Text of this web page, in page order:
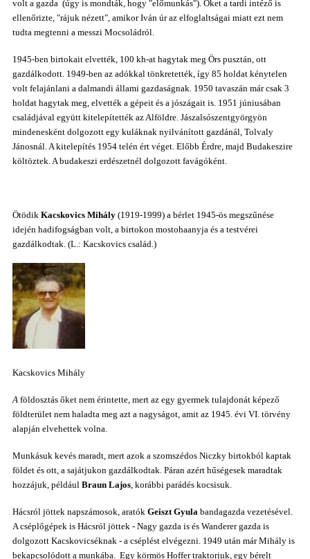
volt a gazda (úgy is mondták, hogy "előmunkás"). Őket a tardi intéző is
ellenőrizte, "rájuk nézett", amikor Iván úr az elfoglaltságai miatt ezt nem
tudta megtenni a messzi Mocsoládról.
1945-ben birtokait elvették, 100 kh-at hagytak meg Örs pusztán, ott
gazdálkodott. 1949-ben az adókkal tönkretették, így 85 holdat kénytelen
volt felajánlani a dalmandi állami gazdaságnak. 1950 tavaszán már csak 3
holdat hagytak meg, elvették a gépeit és a jószágait is. 1951 júniusában
családjával együtt kitelepítették az Alföldre. Jászalsószentgyörgyön
mindenesként dolgozott egy kuláknak nyilvánított gazdánál, Tolvaly
Jánosnál. A kitelepítés 1954 telén ért véget. Előbb Érdre, majd Budakeszire
költöztek. A budakeszi erdészetnél dolgozott favágóként.
Ötödik Kacskovics Mihály (1919-1999) a bérlet 1945-ös megszűnése
idején hadifogságban volt, a birtokon mostohaanyja és a testvérei
gazdálkodtak. (L.: Kacskovics család.)
Kacskovics Mihály
A földosztás őket nem érintette, mert az egy gyermek tulajdonát képező
földterület nem haladta meg azt a nagyságot, amit az 1945. évi VI. törvény
alapján elvehettek volna.
Munkásuk kevés maradt, mert azok a szomszédos Niczky birtokból kaptak
földet és ott, a sajátjukon gazdálkodtak. Páran azért hűségesek maradtak
hozzájuk, például Braun Lajos , korábbi parádés kocsisuk.
Hácsról jöttek napszámosok, aratók Geiszt Gyula bandagazda vezetésével.
A cséplőgépek is Hácsról jöttek - Nagy gazda is és Wanderer gazda is
dolgozott Kacskovicséknak - a cséplést elvégezni. 1949 után már Mihály is
bekapcsolódott a munkába. Egy körmös Hoffer traktorjuk, egy bérelt